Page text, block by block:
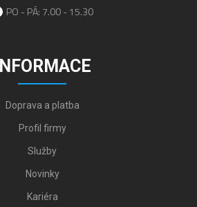
PO - PÁ: 7.00 - 15.30
INFORMACE
Doprava a platba
Profil firmy
Služby
Novinky
Kariéra